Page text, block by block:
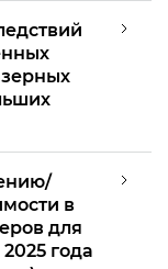
в
для
года